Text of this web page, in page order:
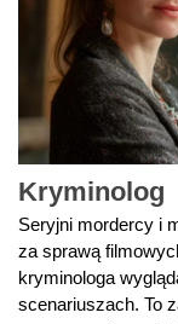
Kryminolog
Seryjni mordercy i
za sprawą
kryminologa
scenariuszach. To